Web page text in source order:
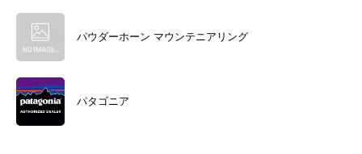
パウダーホーン マウンテニアリング
パタゴニア